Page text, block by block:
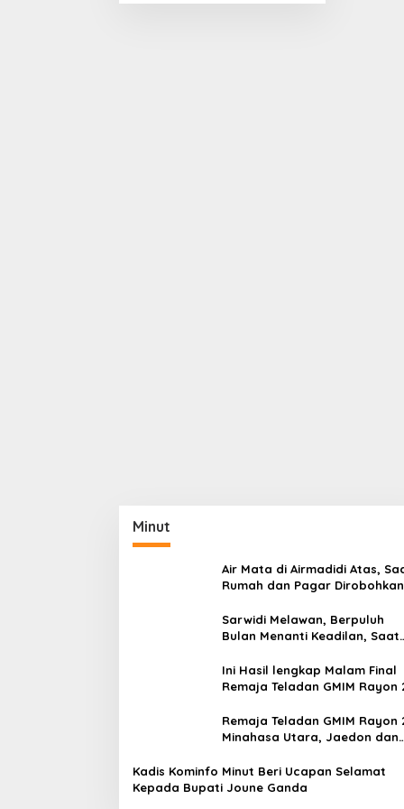
Minut
Air Mata di Airmadidi Atas,
Rumah dan Pagar
Sarwidi Melawan, Berpuluh
Bulan Menanti Keadilan, Saat
Harapan Diuji
Ini Hasil lengkap Malam Final
Remaja Teladan GMIM Rayon
Remaja Teladan GMIM Rayon
Minahasa Utara, Jaedon dan
Bergengsi
Kadis Kominfo Minut Beri Ucapan Selamat
Kepada Bupati Joune Ganda